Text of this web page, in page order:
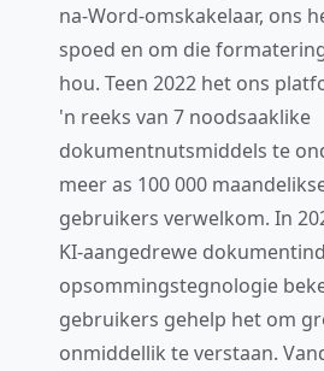
na-Word-omskakelaar, ons
spoed en om die
hou. Teen 2022 het ons
'n reeks van 7 noodsaaklike
dokumentnutsmiddels te
meer as 100 000
gebruikers verwelkom. In
KI-aangedrewe
opsommingstegnologie
gebruikers gehelp het om
onmiddellik te verstaan.